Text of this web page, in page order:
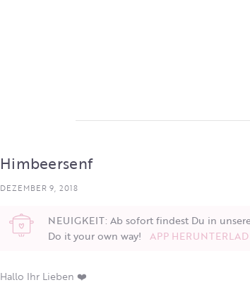
Himbeersenf
DEZEMBER 9, 2018
NEUIGKEIT: Ab sofort findest Du in
Do it your own way! APP
Hallo Ihr Lieben ❤️